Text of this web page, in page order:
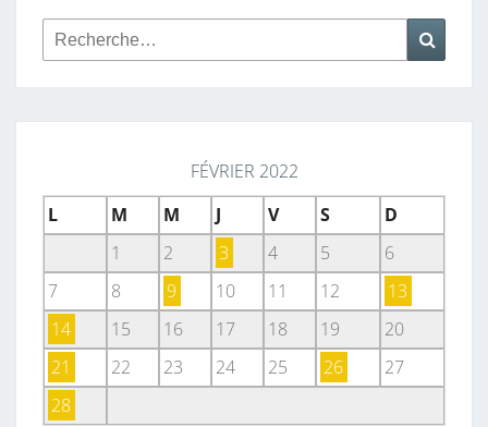
Rechercher :
FÉVRIER 2022
L
M M J V S
D
1
2 3 4 5
6
7
8 9 10 11 12
13
14
15 16 17 18 19
20
21
22 23 24 25 26
27
28